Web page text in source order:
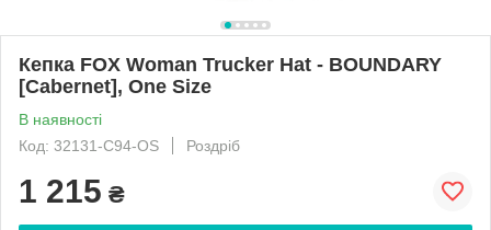
Кепка FOX Woman Trucker Hat - BOUNDARY
[Cabernet], One Size
В наявності
Код: 32131-C94-OS
Роздріб
1 215 ₴